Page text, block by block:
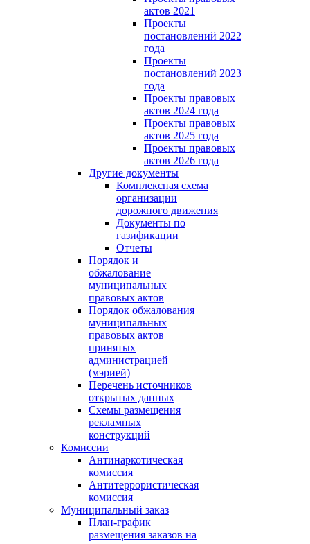
актов 2021
Проекты
постановлений 2022
года
Проекты
постановлений 2023
года
Проекты правовых
актов 2024 года
Проекты правовых
актов 2025 года
Проекты правовых
актов 2026 года
Другие документы
Комплексная схема
организации
дорожного движения
Документы по
газификации
Отчеты
Порядок и
обжалование
муниципальных
правовых актов
Порядок обжалования
муниципальных
правовых актов
принятых
администрацией
(мэрией)
Перечень источников
открытых данных
Схемы размещения
рекламных
конструкций
Комиссии
Антинаркотическая
комиссия
Антитеррористическая
комиссия
Муниципальный заказ
План-график
размещения заказов на